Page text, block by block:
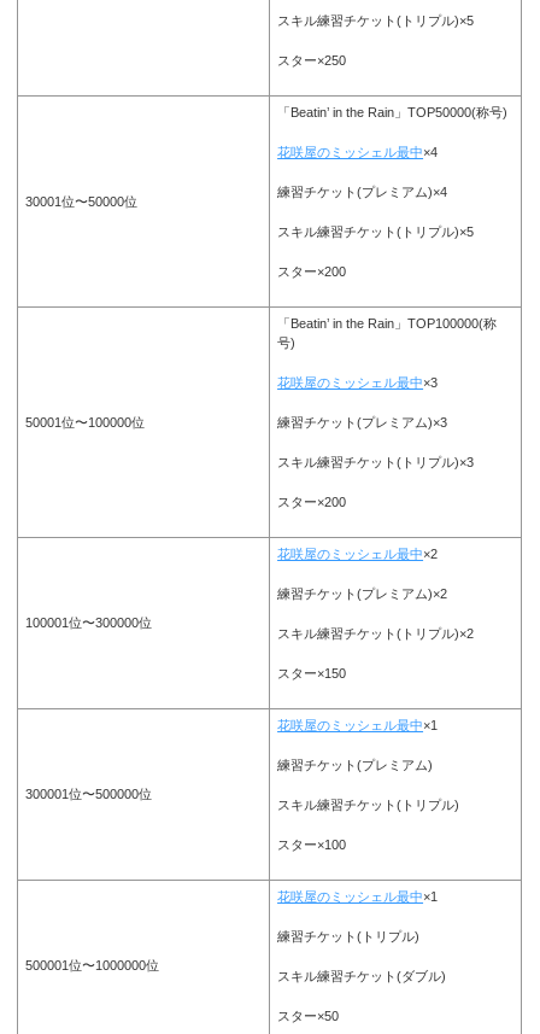
スキル練習チケット(トリプル)×5
スター×250
30001位〜50000位
「Beatin’ in the Rain」TOP50000(称号)
花咲屋のミッシェル最中×4
練習チケット(プレミアム)×4
スキル練習チケット(トリプル)×5
スター×200
50001位〜100000位
「Beatin’ in the Rain」TOP100000(称
号)
花咲屋のミッシェル最中×3
練習チケット(プレミアム)×3
スキル練習チケット(トリプル)×3
スター×200
100001位〜300000位
花咲屋のミッシェル最中×2
練習チケット(プレミアム)×2
スキル練習チケット(トリプル)×2
スター×150
300001位〜500000位
花咲屋のミッシェル最中×1
練習チケット(プレミアム)
スキル練習チケット(トリプル)
スター×100
500001位〜1000000位
花咲屋のミッシェル最中×1
練習チケット(トリプル)
スキル練習チケット(ダブル)
スター×50